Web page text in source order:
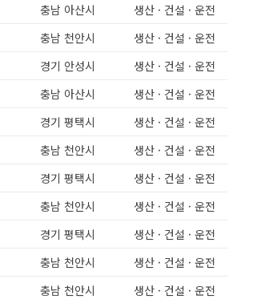
충남 아산시
생산 · 건설 · 운전
충남 천안시
생산 · 건설 · 운전
경기 안성시
생산 · 건설 · 운전
충남 아산시
생산 · 건설 · 운전
경기 평택시
생산 · 건설 · 운전
충남 천안시
생산 · 건설 · 운전
경기 평택시
생산 · 건설 · 운전
충남 천안시
생산 · 건설 · 운전
경기 평택시
생산 · 건설 · 운전
충남 천안시
생산 · 건설 · 운전
충남 천안시
생산 · 건설 · 운전